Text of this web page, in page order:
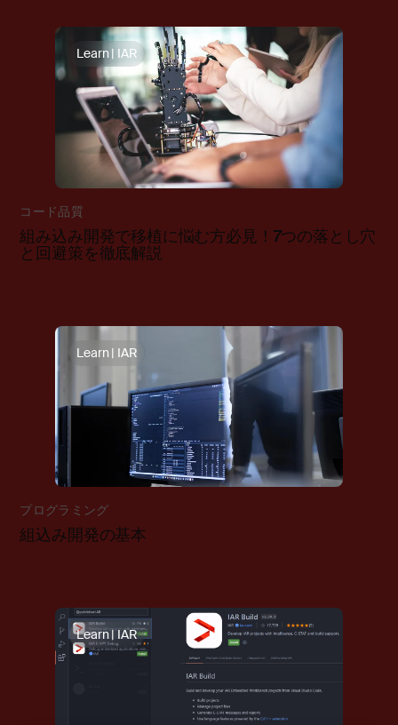
Learn | IAR
コード品質
組み込み開発で移植に悩む方必見！7つの落とし穴
と回避策を徹底解説
Learn | IAR
プログラミング
組込み開発の基本
Learn | IAR